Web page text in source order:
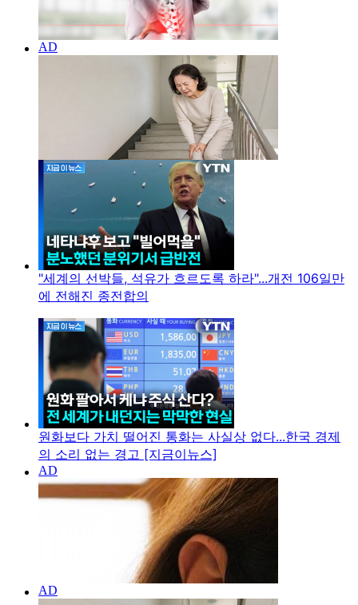
"세계의 선박들, 석유가 흐르도록 하라"...개전 106일만
에 전해진 종전합의
원화보다 가치 떨어진 통화는 사실상 없다...한국 경제
의 소리 없는 경고 [지금이뉴스]